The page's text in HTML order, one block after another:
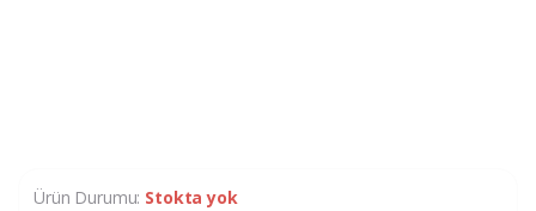
Ürün Durumu: Stokta yok